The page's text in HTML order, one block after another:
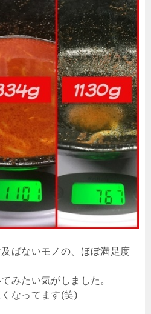
ばないモノの、ほぼ満足度
みたい気がしました。
なってます(笑)